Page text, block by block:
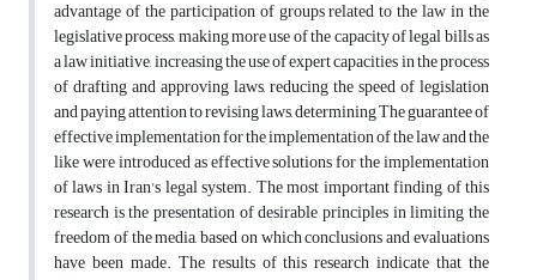
advantage of the participation of groups related to the law in the
legislative process, making more use of the capacity of legal bills as
a law initiative, increasing the use of expert capacities in the process
of drafting and approving laws, reducing the speed of legislation
and paying attention to revising laws, determining The guarantee of
effective implementation for the implementation of the law and the
like were introduced as effective solutions for the implementation
of laws in Iran's legal system. The most important finding of this
research is the presentation of desirable principles in limiting the
freedom of the media, based on which conclusions and evaluations
have been made. The results of this research indicate that the